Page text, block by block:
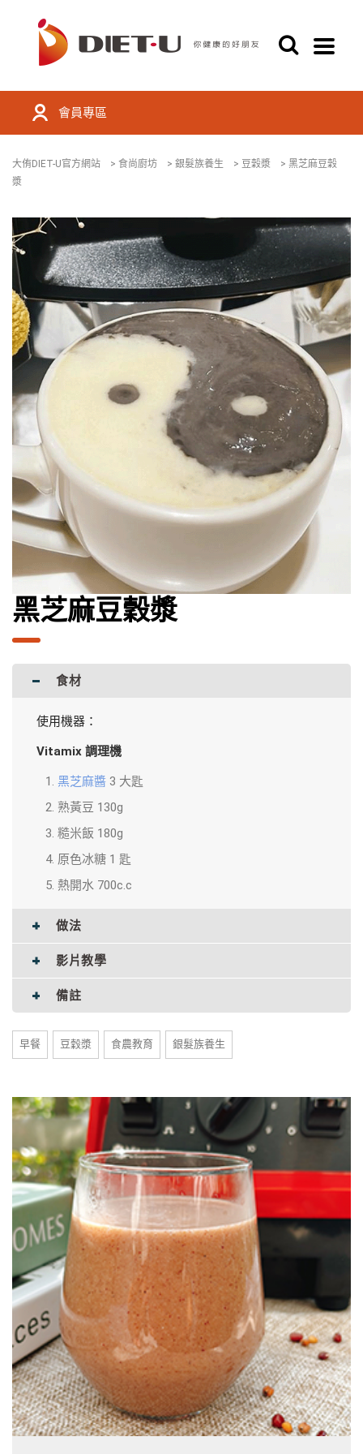
會員專區
大侑DIET-U官方網站 > 食尚廚坊 > 銀髮族養生 > 豆穀漿 > 黑芝麻豆穀
漿
黑芝麻豆穀漿
食材
使用機器：
Vitamix 調理機
黑芝麻醬 3 大匙
熟黃豆 130g
糙米飯 180g
原色冰糖 1 匙
熱開水 700c.c
做法
影片教學
備註
早餐 豆穀漿 食農教育 銀髮族養生